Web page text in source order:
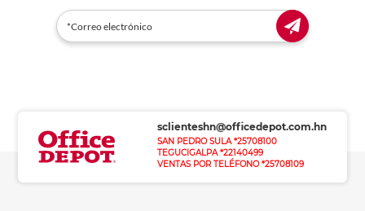
sclienteshn@officedepot.com.hn
SAN PEDRO SULA *25708100
TEGUCIGALPA *22140499
VENTAS POR TELÉFONO *25708109